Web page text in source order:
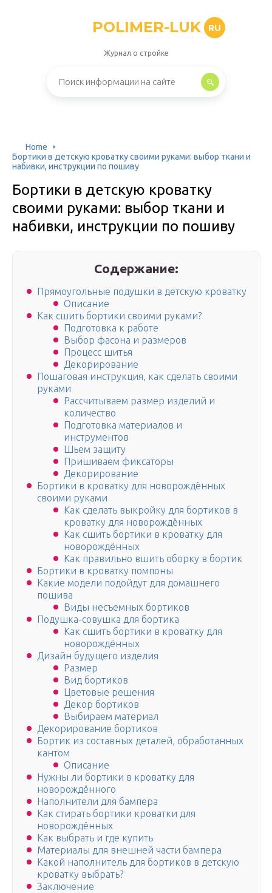
POLIMER-LUK RU
Журнал о стройке
Home
Бортики в детскую кроватку своими руками: выбор ткани и
набивки, инструкции по пошиву
Бортики в детскую кроватку
своими руками: выбор ткани и
набивки, инструкции по пошиву
Содержание:
Прямоугольные подушки в детскую кроватку
Описание
Как сшить бортики своими руками?
Подготовка к работе
Выбор фасона и размеров
Процесс шитья
Декорирование
Пошаговая инструкция, как сделать своими
руками
Рассчитываем размер изделий и
количество
Подготовка материалов и
инструментов
Шьем защиту
Пришиваем фиксаторы
Декорирование
Бортики в кроватку для новорождённых
своими руками
Как сделать выкройку для бортиков в
кроватку для новорождённых
Как сшить бортики в кроватку для
новорождённых
Как правильно вшить оборку в бортик
Бортики в кроватку помпоны
Какие модели подойдут для домашнего
пошива
Виды несъемных бортиков
Подушка-совушка для бортика
Как сшить бортики в кроватку для
новорождённых
Дизайн будущего изделия
Размер
Вид бортиков
Цветовые решения
Декор бортиков
Выбираем материал
Декорирование бортиков
Бортик из составных деталей, обработанных
кантом
Описание
Нужны ли бортики в кроватку для
новорождённого
Наполнители для бампера
Как стирать бортики кроватки для
новорождённых
Как выбрать и где купить
Материалы для внешней части бампера
Какой наполнитель для бортиков в детскую
кроватку выбрать?
Заключение